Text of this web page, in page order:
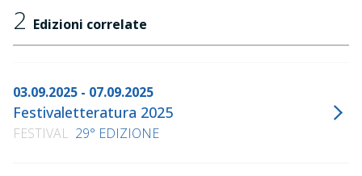
2 Edizioni correlate
03.09.2025 - 07.09.2025
Festivaletteratura 2025
FESTIVAL 29° EDIZIONE